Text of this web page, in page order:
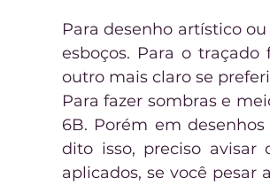
Para desenho artístico
esboços. Para o
outro mais claro se
Para fazer sombras e
6B. Porém em
dito isso, preciso avisar
aplicados, se você pesar